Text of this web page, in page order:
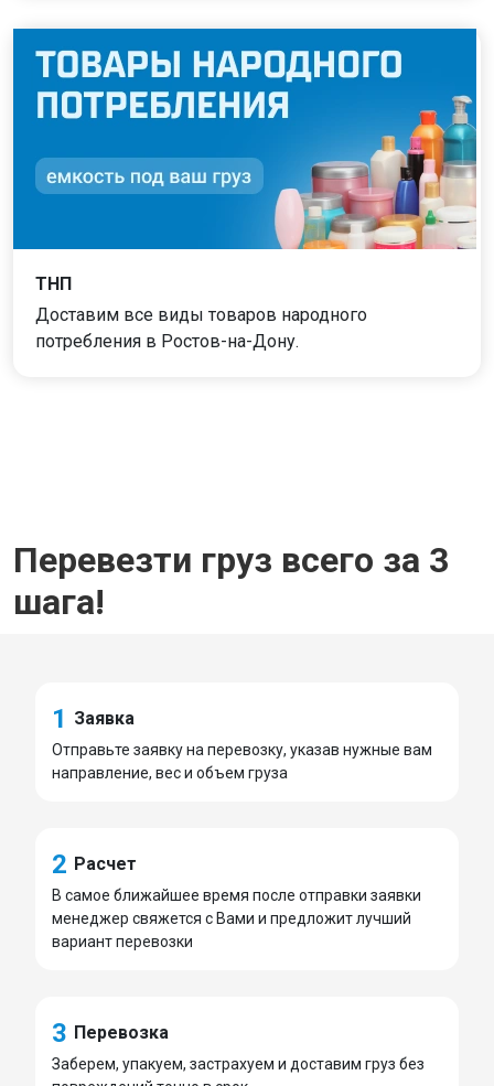
ТНП
Доставим все виды товаров народного
потребления в Ростов-на-Дону.
Перевезти груз всего за 3
шага!
1 Заявка
Отправьте заявку на перевозку, указав нужные вам
направление, вес и объем груза
2 Расчет
В самое ближайшее время после отправки заявки
менеджер свяжется с Вами и предложит лучший
вариант перевозки
3 Перевозка
Заберем, упакуем, застрахуем и доставим груз без